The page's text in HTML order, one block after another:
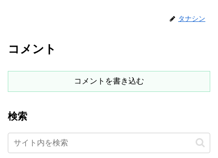
タナシン
コメント
コメントを書き込む
検索